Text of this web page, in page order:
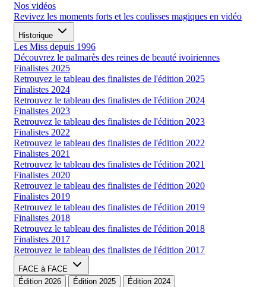
Nos vidéos
Revivez les moments forts et les coulisses magiques en vidéo
Historique
Les Miss depuis 1996
Découvrez le palmarès des reines de beauté ivoiriennes
Finalistes 2025
Retrouvez le tableau des finalistes de l'édition 2025
Finalistes 2024
Retrouvez le tableau des finalistes de l'édition 2024
Finalistes 2023
Retrouvez le tableau des finalistes de l'édition 2023
Finalistes 2022
Retrouvez le tableau des finalistes de l'édition 2022
Finalistes 2021
Retrouvez le tableau des finalistes de l'édition 2021
Finalistes 2020
Retrouvez le tableau des finalistes de l'édition 2020
Finalistes 2019
Retrouvez le tableau des finalistes de l'édition 2019
Finalistes 2018
Retrouvez le tableau des finalistes de l'édition 2018
Finalistes 2017
Retrouvez le tableau des finalistes de l'édition 2017
FACE à FACE
Édition 2026
Édition 2025 Édition 2024